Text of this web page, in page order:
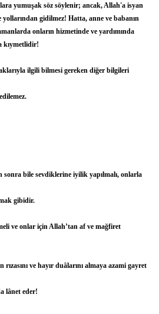
yumuşak söz söylenir; ancak, Allah'a isyan
gidilmez! Hatta, anne ve babanın
onların hizmetinde ve yardımında
kıymetlidir!
ilgili bilmesi gereken diğer bilgileri
bile sevdiklerine iyilik yapılmalı, onlarla
gibidir.
ve onlar için Allah’tan af ve mağfiret
ve hayır duâlarını almaya azami gayret
lânet eder!